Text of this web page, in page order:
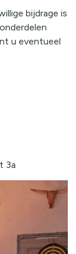
bijdrage is
u eventueel
3a